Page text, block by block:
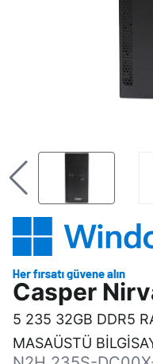
Casper
5 235 32GB DDR5
MASAÜSTÜ